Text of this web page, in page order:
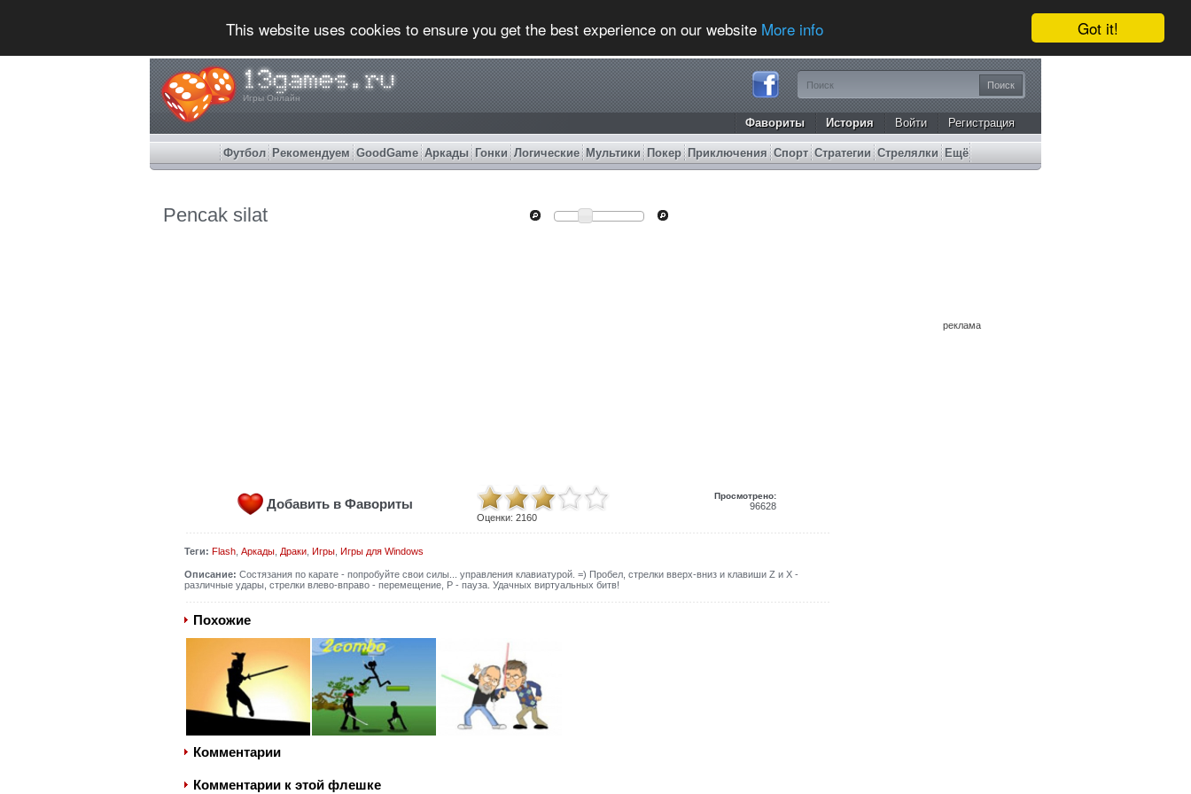
Got it!
This website uses cookies to ensure you get the best experience on our website More info
Игры Онлайн
Фавориты История Войти Регистрация
Футбол Рекомендуем GoodGame Аркады Гонки Логические Мультики Покер Приключения Спорт Стратегии Стрелялки Ещё
Pencak silat
Добавить в Фавориты
Оценки: 2160
Просмотрено:
96628
Теги: Flash, Аркады, Драки, Игры, Игры для Windows
Описание: Состязания по карате - попробуйте свои силы... управления клавиатурой. =) Пробел, стрелки вверх-вниз и клавиши Z и X -
различные удары, стрелки влево-вправо - перемещение, Р - пауза. Удачных виртуальных битв!
Похожие
Комментарии
Комментарии к этой флешке
реклама